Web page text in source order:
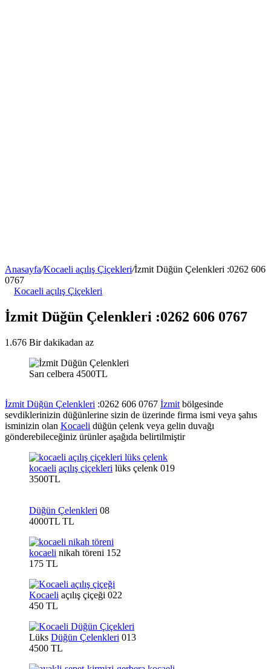
Anasayfa/Kocaeli açılış Çiçekleri/İzmit Düğün Çelenkleri :0262 606
0767
Kocaeli açılış Çiçekleri
İzmit Düğün Çelenkleri :0262 606 0767
1.676 Bir dakikadan az
Sarı celbera 4500TL
İzmit Düğün Çelenkleri :0262 606 0767 İzmit bölgesinde
sevdiklerinizin düğünlerine sizin de üzerinde firma ismi veya şahıs
isminizin olan Kocaeli düğün çelenk veya gelin duvağı
gönderebileceğiniz ürünler aşağıda belirtilmiştir
kocaeli açılış çiçekleri lüks çelenk 019
3500TL
Düğün Çelenkleri 08
4000TL TL
kocaeli nikah töreni 152
175 TL
Kocaeli açılış çiçeği 022
450 TL
Lüks Düğün Çelenkleri 013
4500 TL